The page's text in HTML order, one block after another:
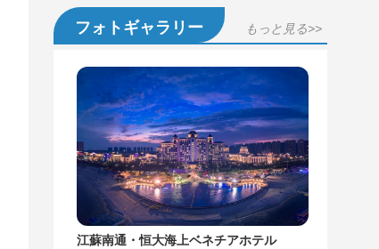
フォトギャラリー もっと見る>>
江蘇南通・恒大海上ベネチアホテル